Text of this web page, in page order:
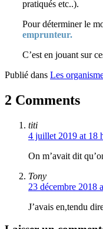
pratiqués etc..).
Pour déterminer le
emprunteur.
C’est en jouant sur
Publié dans Les
2 Comments
titi
4 juillet 2019 at 18
On m’avait dit
Tony
23 décembre 2018
J’avais en,tendu